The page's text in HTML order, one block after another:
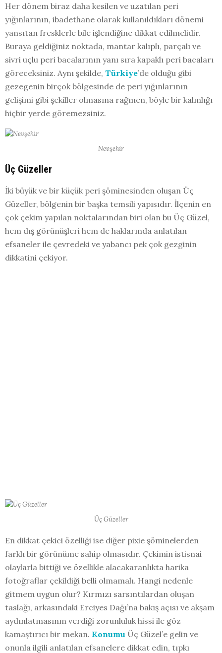
Her dönem biraz daha kesilen ve uzatılan peri
yığınlarının, ibadethane olarak kullanıldıkları dönemi
yansıtan fresklerle bile işlendiğine dikkat edilmelidir.
Buraya geldiğiniz noktada, mantar kalıplı, parçalı ve
sivri uçlu peri bacalarının yanı sıra kapaklı peri bacaları
göreceksiniz. Aynı şekilde, Türkiye’de olduğu gibi
gezegenin birçok bölgesinde de peri yığınlarının
gelişimi gibi şekiller olmasına rağmen, böyle bir kalınlığı
hiçbir yerde göremezsiniz.
Nevşehir
Üç Güzeller
İki büyük ve bir küçük peri şöminesinden oluşan Üç
Güzeller, bölgenin bir başka temsili yapısıdır. İlçenin en
çok çekim yapılan noktalarından biri olan bu Üç Güzel,
hem dış görünüşleri hem de haklarında anlatılan
efsaneler ile çevredeki ve yabancı pek çok gezginin
dikkatini çekiyor.
Üç Güzeller
En dikkat çekici özelliği ise diğer pixie şöminelerden
farklı bir görünüme sahip olmasıdır. Çekimin istisnai
olaylarla bittiği ve özellikle alacakaranlıkta harika
fotoğraflar çekildiği belli olmamalı. Hangi nedenle
gitmem uygun olur? Kırmızı sarsıntılardan oluşan
taslağı, arkasındaki Erciyes Dağı’na bakış açısı ve akşam
aydınlatmasının verdiği zorunluluk hissi ile göz
kamaştırıcı bir mekan. Konumu Üç Güzel’e gelin ve
onunla ilgili anlatılan efsanelere dikkat edin, tıpkı